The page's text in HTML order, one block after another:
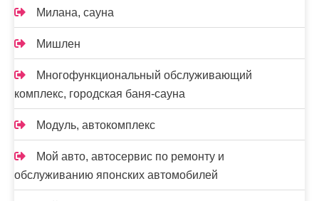
Милана, сауна
Мишлен
Многофункциональный обслуживающий
комплекс, ​городская баня-сауна
Модуль, автокомплекс
Мой авто, автосервис по ремонту и
обслуживанию японских автомобилей